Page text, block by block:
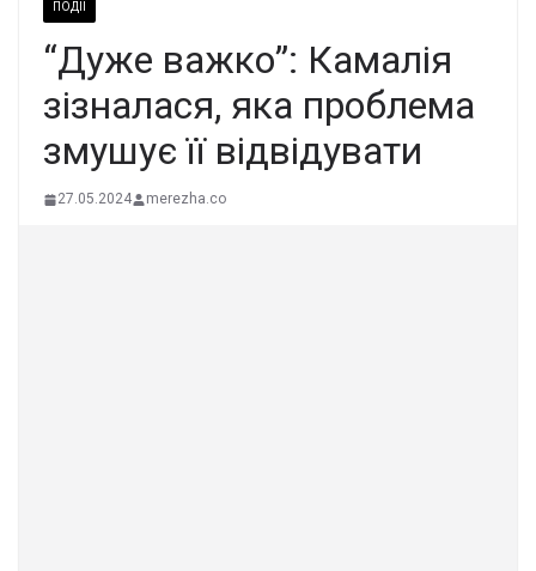
ПОДІЇ
“Дуже важко”: Камалія
зізналася, яка проблема
змушує її відвідувати
27.05.2024 merezha.co